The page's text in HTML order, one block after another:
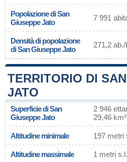
Popolazione di San
Giuseppe Jato
7 991
Densità di popolazione
di San Giuseppe Jato
271,2 ab./
TERRITORIO DI
JATO
Superficie di San
Giuseppe Jato
2 946
29,46 km²
Altitudine minimale 197 metri
Altitudine massimale 1 metri